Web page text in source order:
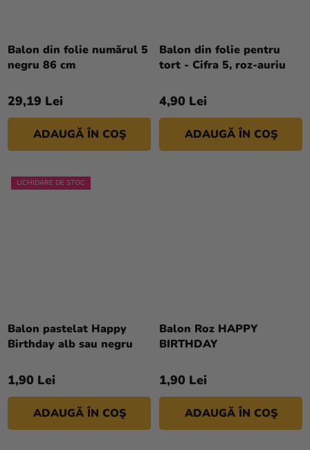
Balon din folie numărul 5
negru 86 cm
29,19 Lei
ADAUGĂ ÎN COŞ
Balon din folie pentru
tort - Cifra 5, roz-auriu
4,90 Lei
ADAUGĂ ÎN COŞ
LICHIDARE DE STOC
Balon pastelat Happy
Birthday alb sau negru
1,90 Lei
ADAUGĂ ÎN COŞ
Balon Roz HAPPY
BIRTHDAY
medie
din
5
stele.
1,90 Lei
ADAUGĂ ÎN COŞ